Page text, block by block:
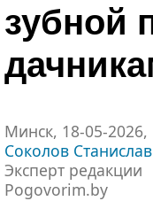
зубной
Минск, 18-05-2026,
Соколов Станислав
Эксперт редакции
Pogovorim.by